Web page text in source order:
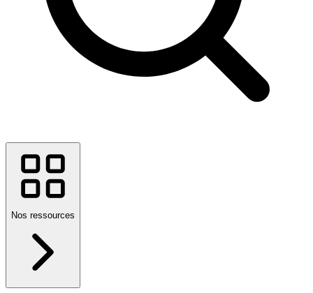
Nos ressources